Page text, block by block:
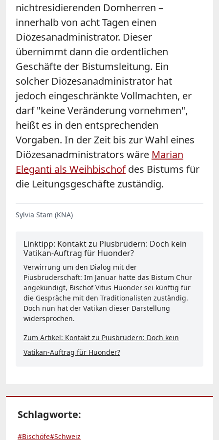
nichtresidierenden Domherren –
innerhalb von acht Tagen einen
Diözesanadministrator. Dieser
übernimmt dann die ordentlichen
Geschäfte der Bistumsleitung. Ein
solcher Diözesanadministrator hat
jedoch eingeschränkte Vollmachten, er
darf "keine Veränderung vornehmen",
heißt es in den entsprechenden
Vorgaben. In der Zeit bis zur Wahl eines
Diözesanadministrators wäre Marian
Eleganti als Weihbischofdes Bistums für
die Leitungsgeschäfte zuständig.
Sylvia Stam (KNA)
Linktipp: Kontakt zu Piusbrüdern: Doch kein
Vatikan-Auftrag für Huonder?
Verwirrung um den Dialog mit der
Piusbruderschaft: Im Januar hatte das Bistum Chur
angekündigt, Bischof Vitus Huonder sei künftig für
die Gespräche mit den Traditionalisten zuständig.
Doch nun hat der Vatikan dieser Darstellung
widersprochen.
Zum Artikel: Kontakt zu Piusbrüdern: Doch kein
Vatikan-Auftrag für Huonder?
Schlagworte:
#Bischöfe#Schweiz